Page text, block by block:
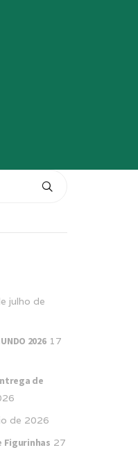
julho de
2026 17
de
de 2026
Figurinhas 27